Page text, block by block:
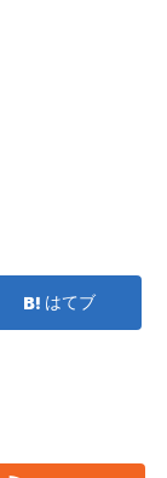
はてブ